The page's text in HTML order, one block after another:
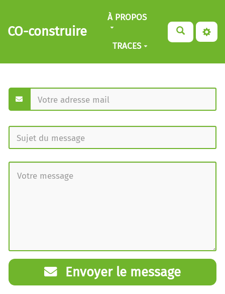
Aller au contenu principal
CO-construire
À PROPOS
TRACES
Envoyer le message